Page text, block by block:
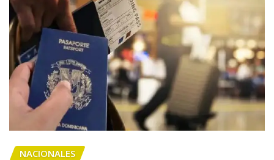
NACIONALES